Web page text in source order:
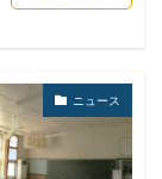
ニュース